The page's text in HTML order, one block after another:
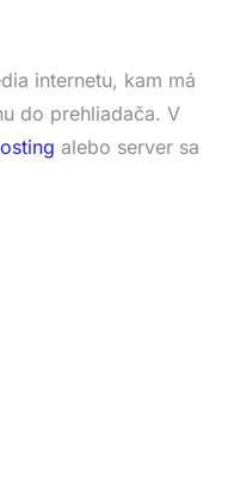
internetu, kam má
do prehliadača. V
alebo server sa